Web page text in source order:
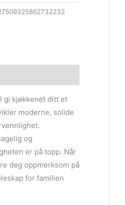
gi kjøkkenet ditt et
moderne, solide
og
er på topp. Når
deg oppmerksom på
for familien